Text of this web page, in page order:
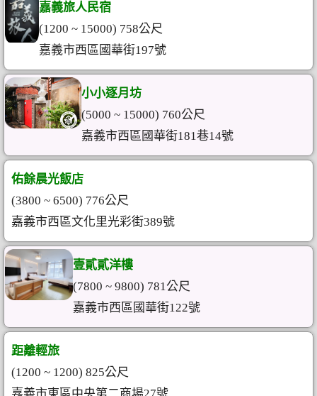
嘉義旅人民宿
(1200 ~ 15000) 758公尺
嘉義市西區國華街197號
小小逐月坊
(5000 ~ 15000) 760公尺
嘉義市西區國華街181巷14號
佑餘晨光飯店
(3800 ~ 6500) 776公尺
嘉義市西區文化里光彩街389號
壹貳貳洋樓
(7800 ~ 9800) 781公尺
嘉義市西區國華街122號
距離輕旅
(1200 ~ 1200) 825公尺